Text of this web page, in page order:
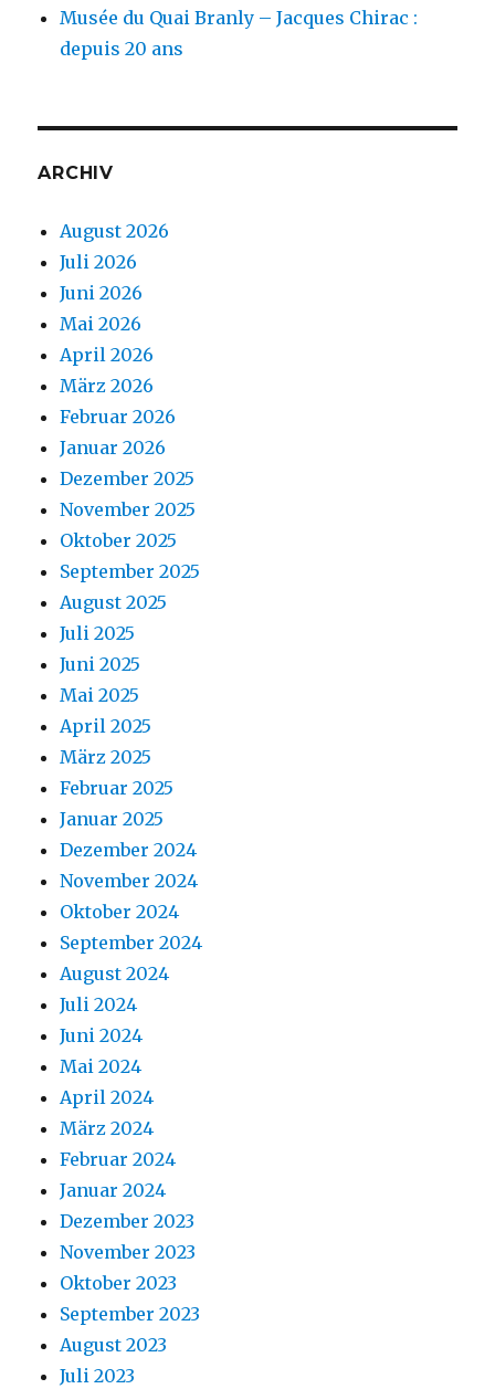
Musée du Quai Branly – Jacques Chirac :
depuis 20 ans
ARCHIV
August 2026
Juli 2026
Juni 2026
Mai 2026
April 2026
März 2026
Februar 2026
Januar 2026
Dezember 2025
November 2025
Oktober 2025
September 2025
August 2025
Juli 2025
Juni 2025
Mai 2025
April 2025
März 2025
Februar 2025
Januar 2025
Dezember 2024
November 2024
Oktober 2024
September 2024
August 2024
Juli 2024
Juni 2024
Mai 2024
April 2024
März 2024
Februar 2024
Januar 2024
Dezember 2023
November 2023
Oktober 2023
September 2023
August 2023
Juli 2023